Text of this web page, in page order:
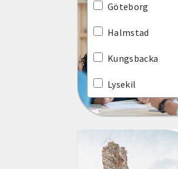
Norrbottens län
Skåne län
Stockholms län
Göteborg
Halmstad
Kungsbacka
Lysekil
Malmö
Mölndal
Nässjö